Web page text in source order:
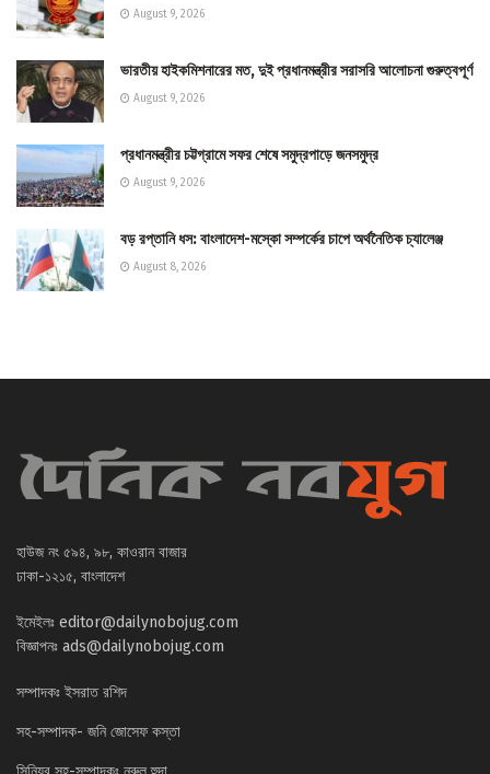
August 9, 2026
ভারতীয় হাইকমিশনারের মত, দুই প্রধানমন্ত্রীর সরাসরি আলোচনা গুরুত্বপূর্ণ
August 9, 2026
প্রধানমন্ত্রীর চট্টগ্রামে সফর শেষে সমুদ্রপাড়ে জনসমুদ্র
August 9, 2026
বড় রপ্তানি ধস: বাংলাদেশ-মস্কো সম্পর্কের চাপে অর্থনৈতিক চ্যালেঞ্জ
August 8, 2026
হাউজ নং ৫৯৪, ৯৮, কাওরান বাজার
ঢাকা-১২১৫, বাংলাদেশ
ইমেইলঃ editor@dailynobojug.com
বিজ্ঞাপনঃ ads@dailynobojug.com
সম্পাদকঃ ইসরাত রশিদ
সহ-সম্পাদক- জনি জোসেফ কস্তা